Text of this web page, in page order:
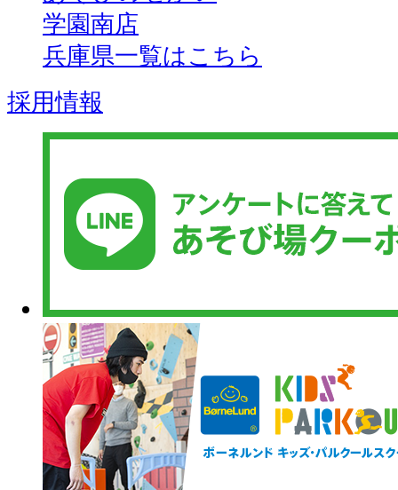
学園南店
兵庫県一覧はこちら
採用情報